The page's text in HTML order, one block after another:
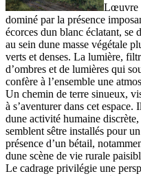
Lœuvre
dominé par la présence
écorces dun blanc éclatant, se
au sein dune masse végétale
verts et denses. La lumière,
d’ombres et de lumières qui
confère à l’ensemble une
Un chemin de terre sinueux,
à s’aventurer dans cet
dune activité humaine
semblent sêtre installés pour
présence d’un bétail,
dune scène de vie rurale
Le cadrage privilégie une